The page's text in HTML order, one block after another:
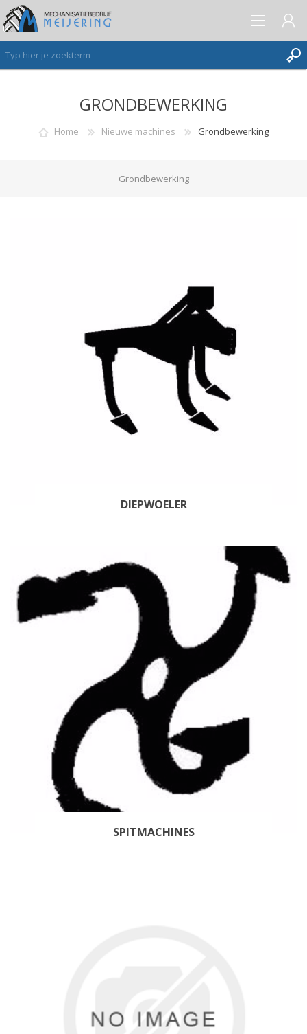
AANMELDEN ALS NIEUWE KLANT
INLOGGEN
GRONDBEWERKING
Home Nieuwe machines Grondbewerking
Grondbewerking
DIEPWOELER
SPITMACHINES